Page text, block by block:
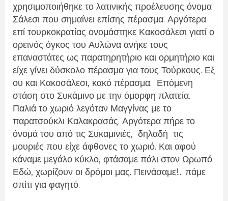
χρησιμοποιήθηκε το λατινικής προέλευσης όνομα
Σάλεσι που σημαίνει επίσης πέρασμα. Αργότερα
επί τουρκοκρατίας ονομάστηκε Κακοσάλεσι γιατί ο
ορεινός όγκος του Αυλώνα ανήκε τους
επαναστάτες ως παρατηρητήριο και ορμητήριο και
είχε γίνει δύσκολο πέρασμα για τους Τούρκους. Εξ
ου και Κακοσάλεσι, κακό πέρασμα. Επόμενη
στάση στο Συκάμινο με την όμορφη πλατεία.
Παλιά το χωριό λεγόταν Μαγγίνας με το
παρατσούκλι Καλακρασάς. Αργότερα πήρε το
όνομά του από τις Συκαμινιές, δηλαδή τις
μουριές που είχε άφθονες το χωριό. Και αφού
κάναμε μεγάλο κύκλο, φτάσαμε πάλι στον Ωρωπό.
Εδώ, χωρίζουν οι δρόμοι μας. Πεινάσαμε!... πάμε
σπίτι για φαγητό.